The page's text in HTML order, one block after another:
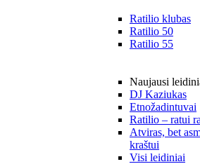
Ratilio klubas
Ratilio 50
Ratilio 55
Naujausi
DJ Kaziukas
Etnožadintuvai
Ratilio – ratui
Atviras, bet
kraštui
Visi leidiniai